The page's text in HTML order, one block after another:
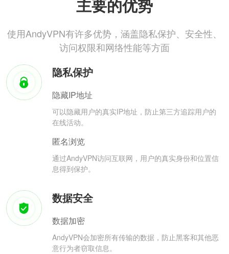
主要的优势
使用AndyVPN有许多优势，涵盖隐私保护、安全性、
访问权限和网络性能等方面
隐私保护
隐藏IP地址
可以隐藏用户的真实IP地址，防止第三方追踪用户的
在线活动。
匿名浏览
通过AndyVPN访问互联网，用户的真实身份和位置信
息得到保护。
数据安全
数据加密
AndyVPN会加密所有传输的数据，防止黑客和其他恶
意行为者窃取信息。